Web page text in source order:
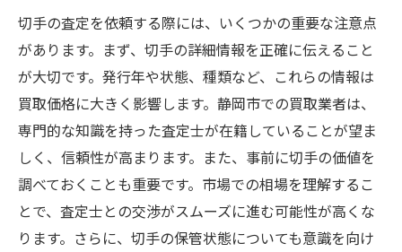
切手の査定を依頼する際には、いくつかの重要な注意点
があります。まず、切手の詳細情報を正確に伝えること
が大切です。発行年や状態、種類など、これらの情報は
買取価格に大きく影響します。静岡市での買取業者は、
専門的な知識を持った査定士が在籍していることが望ま
しく、信頼性が高まります。また、事前に切手の価値を
調べておくことも重要です。市場での相場を理解するこ
とで、査定士との交渉がスムーズに進む可能性が高くな
ります。さらに、切手の保管状態についても意識を向け